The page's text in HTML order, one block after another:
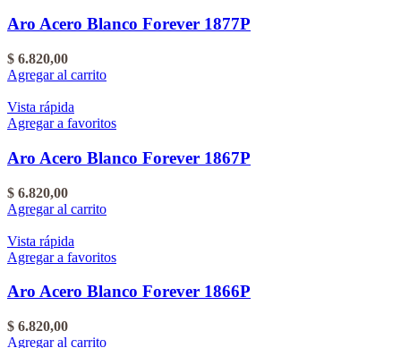
Aro Acero Blanco Forever 1877P
$ 6.820,00
Agregar al carrito
Vista rápida
Agregar a favoritos
Aro Acero Blanco Forever 1867P
$ 6.820,00
Agregar al carrito
Vista rápida
Agregar a favoritos
Aro Acero Blanco Forever 1866P
$ 6.820,00
Agregar al carrito